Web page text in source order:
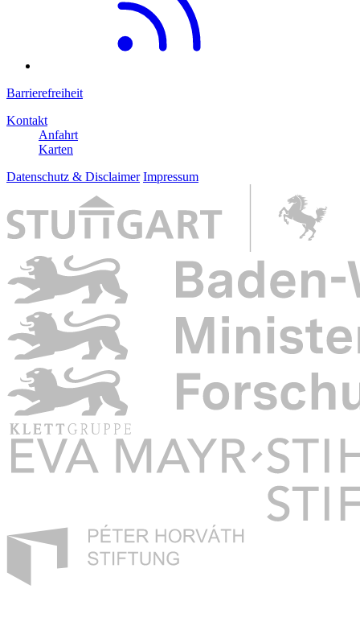
Barrierefreiheit
Kontakt
Anfahrt
Karten
Datenschutz & Disclaimer Impressum